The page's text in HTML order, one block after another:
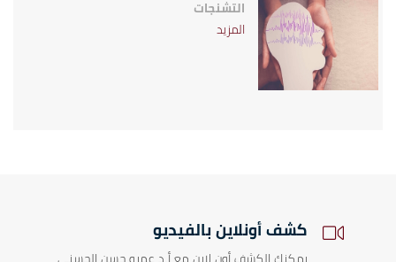
التشنجات
المزيد
كشف أونلاين بالفيديو
يمكنك الكشف أون لاين مع أ.د عمرو حسن الحسني